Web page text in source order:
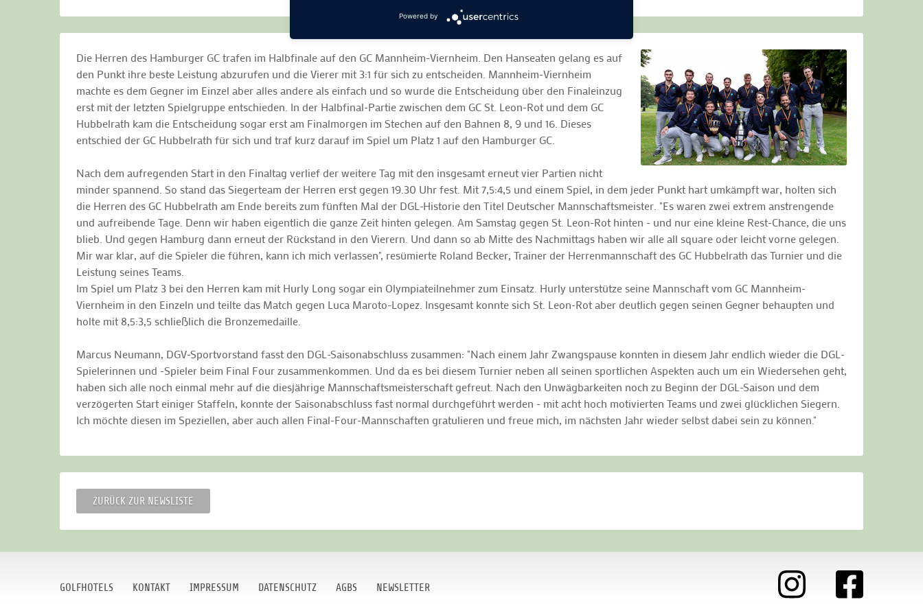
Die Herren des Hamburger GC trafen im Halbfinale auf den GC Mannheim-Viernheim. Den Hanseaten gelang es auf
den Punkt ihre beste Leistung abzurufen und die Vierer mit 3:1 für sich zu entscheiden. Mannheim-Viernheim
machte es dem Gegner im Einzel aber alles andere als einfach und so wurde die Entscheidung über den Finaleinzug
erst mit der letzten Spielgruppe entschieden. In der Halbfinal-Partie zwischen dem GC St. Leon-Rot und dem GC
Hubbelrath kam die Entscheidung sogar erst am Finalmorgen im Stechen auf den Bahnen 8, 9 und 16. Dieses
entschied der GC Hubbelrath für sich und traf kurz darauf im Spiel um Platz 1 auf den Hamburger GC.
Nach dem aufregenden Start in den Finaltag verlief der weitere Tag mit den insgesamt erneut vier Partien nicht
minder spannend. So stand das Siegerteam der Herren erst gegen 19.30 Uhr fest. Mit 7,5:4,5 und einem Spiel, in dem jeder Punkt hart umkämpft war, holten sich
die Herren des GC Hubbelrath am Ende bereits zum fünften Mal der DGL-Historie den Titel Deutscher Mannschaftsmeister. "Es waren zwei extrem anstrengende
und aufreibende Tage. Denn wir haben eigentlich die ganze Zeit hinten gelegen. Am Samstag gegen St. Leon-Rot hinten - und nur eine kleine Rest-Chance, die uns
blieb. Und gegen Hamburg dann erneut der Rückstand in den Vierern. Und dann so ab Mitte des Nachmittags haben wir alle all square oder leicht vorne gelegen.
Mir war klar, auf die Spieler die führen, kann ich mich verlassen", resümierte Roland Becker, Trainer der Herrenmannschaft des GC Hubbelrath das Turnier und die
Leistung seines Teams.
Im Spiel um Platz 3 bei den Herren kam mit Hurly Long sogar ein Olympiateilnehmer zum Einsatz. Hurly unterstütze seine Mannschaft vom GC Mannheim-
Viernheim in den Einzeln und teilte das Match gegen Luca Maroto-Lopez. Insgesamt konnte sich St. Leon-Rot aber deutlich gegen seinen Gegner behaupten und
holte mit 8,5:3,5 schließlich die Bronzemedaille.
Marcus Neumann, DGV-Sportvorstand fasst den DGL-Saisonabschluss zusammen: "Nach einem Jahr Zwangspause konnten in diesem Jahr endlich wieder die DGL-
Spielerinnen und -Spieler beim Final Four zusammenkommen. Und da es bei diesem Turnier neben all seinen sportlichen Aspekten auch um ein Wiedersehen geht,
haben sich alle noch einmal mehr auf die diesjährige Mannschaftsmeisterschaft gefreut. Nach den Unwägbarkeiten noch zu Beginn der DGL-Saison und dem
verzögerten Start einiger Staffeln, konnte der Saisonabschluss fast normal durchgeführt werden - mit acht hoch motivierten Teams und zwei glücklichen Siegern.
Ich möchte diesen im Speziellen, aber auch allen Final-Four-Mannschaften gratulieren und freue mich, im nächsten Jahr wieder selbst dabei sein zu können."
ZURÜCK ZUR NEWSLISTE
GOLFHOTELS KONTAKT IMPRESSUM DATENSCHUTZ AGBS NEWSLETTER
Powered by